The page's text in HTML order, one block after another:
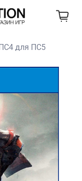
для ПС5